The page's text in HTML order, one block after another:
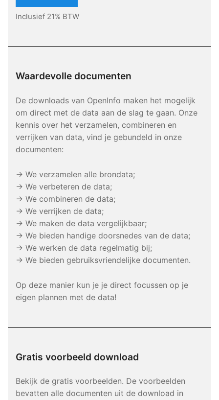
Inclusief 21% BTW
Waardevolle documenten
De downloads van OpenInfo maken het mogelijk
om direct met de data aan de slag te gaan. Onze
kennis over het verzamelen, combineren en
verrijken van data, vind je gebundeld in onze
documenten:
→ We verzamelen alle brondata;
→ We verbeteren de data;
→ We combineren de data;
→ We verrijken de data;
→ We maken de data vergelijkbaar;
→ We bieden handige doorsnedes van de data;
→ We werken de data regelmatig bij;
→ We bieden gebruiksvriendelijke documenten.
Op deze manier kun je je direct focussen op je
eigen plannen met de data!
Gratis voorbeeld download
Bekijk de gratis voorbeelden. De voorbeelden
bevatten alle documenten uit de download in